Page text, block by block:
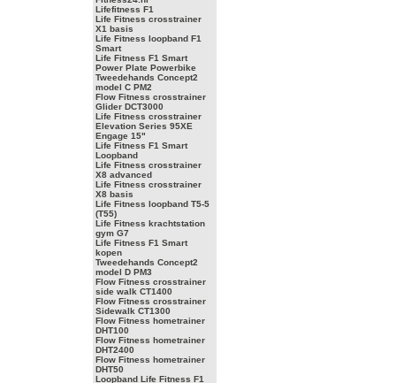
Lifefitness F1
Life Fitness crosstrainer
X1 basis
Life Fitness loopband F1
Smart
Life Fitness F1 Smart
Power Plate Powerbike
Tweedehands Concept2
model C PM2
Flow Fitness crosstrainer
Glider DCT3000
Life Fitness crosstrainer
Elevation Series 95XE
Engage 15"
Life Fitness F1 Smart
Loopband
Life Fitness crosstrainer
X8 advanced
Life Fitness crosstrainer
X8 basis
Life Fitness loopband T5-5
(T55)
Life Fitness krachtstation
gym G7
Life Fitness F1 Smart
kopen
Tweedehands Concept2
model D PM3
Flow Fitness crosstrainer
side walk CT1400
Flow Fitness crosstrainer
Sidewalk CT1300
Flow Fitness hometrainer
DHT100
Flow Fitness hometrainer
DHT2400
Flow Fitness hometrainer
DHT50
Loopband Life Fitness F1